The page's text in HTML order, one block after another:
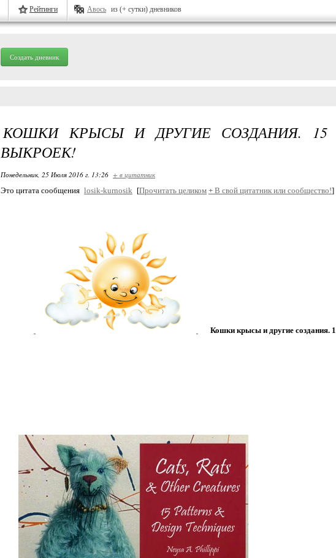
Рейтинги Авось из (+ сутки) дневников
Создать дневник
КОШКИ КРЫСЫ И ДРУГИЕ СОЗДАНИЯ. 15
ВЫКРОЕК!
Понедельник, 25 Июля 2016 г. 13:26 + в цитатник
Это цитата сообщения losik-kurnosik [Прочитать целиком + В свой цитатник или сообщество!]
Кошки крысы и другие создания.